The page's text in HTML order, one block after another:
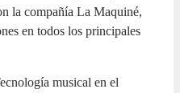
la compañía La Maquiné,
en todos los principales
musical en el